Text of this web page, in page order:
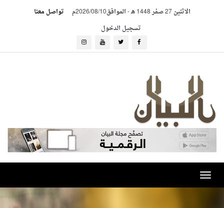
الاثنين 27 صفر 1448 هـ -الموافق2026/08/10م
تواصل معنا
تسجيل الدخول
Toggle
navigation